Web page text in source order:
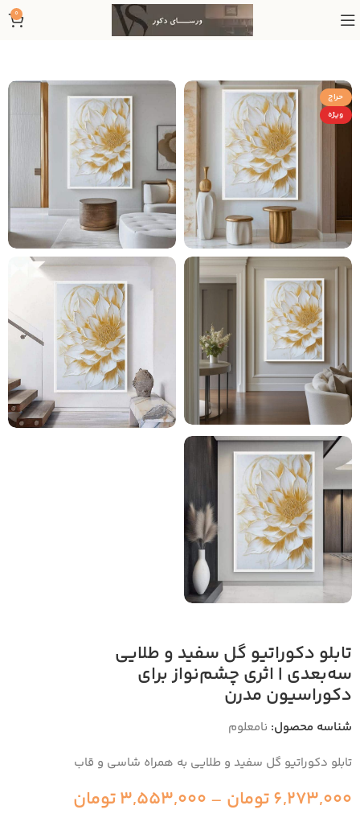
0
حراج
ویژه
تابلو دکوراتیو گل سفید و طلایی
سه‌بعدی | اثری چشم‌نواز برای
دکوراسیون مدرن
شناسه محصول: نامعلوم
تابلو دکوراتیو گل سفید و طلایی به همراه شاسی و قاب
6,273,000تومان –
3,553,000تومان